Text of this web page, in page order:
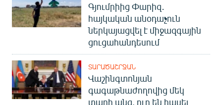
Գյումրիից Փարիզ․
հայկական անօդաչուն
ներկայացվել է միջազգային
ցուցահանդեսում
ՏԱՐԱԾԱՇՐՋԱՆ
Վաշինգտոնյան
գագաթնաժողովից մեկ
տարի անց. ուր են հասել